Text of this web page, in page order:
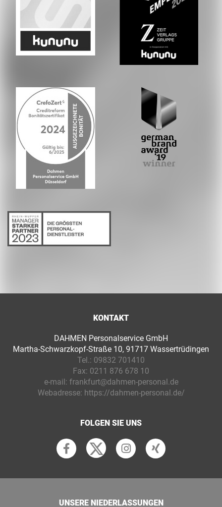
KONTAKT
DAHMEN Personalservice GmbH
Martha-Schwarzkopf-Straße 10, 91717 Wassertrüdingen
Tel.: 09832 701410
Fax: 0211 876 678 10
e-mail: frankfurt@dahmen-personal.de
Webadresse: https://dahmen-personal.de/
FOLGEN SIE UNS
UNSERE NIEDERLASSUNGEN